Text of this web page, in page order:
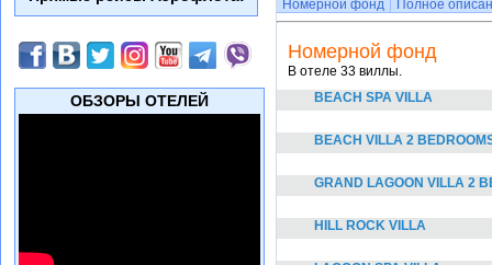
Номерной фонд Полное
Номерной фонд
В отеле 33 виллы.
BEACH SPA VILLA
BEACH VILLA 2
GRAND LAGOON VILLA 2
HILL ROCK VILLA
ОБЗОРЫ ОТЕЛЕЙ